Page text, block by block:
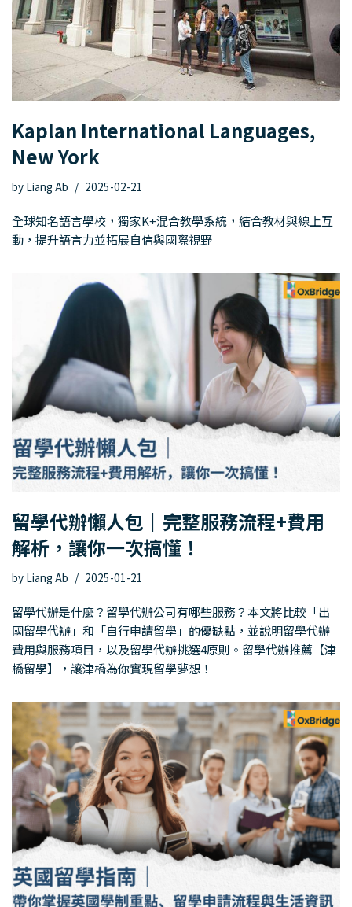
Kaplan International Languages,
New York
by Liang Ab 2025-02-21
全球知名語言學校，獨家K+混合教學系統，結合教材與線上互
動，提升語言力並拓展自信與國際視野
留學代辦懶人包｜完整服務流程+費用
解析，讓你一次搞懂！
by Liang Ab 2025-01-21
留學代辦是什麼？留學代辦公司有哪些服務？本文將比較「出
國留學代辦」和「自行申請留學」的優缺點，並說明留學代辦
費用與服務項目，以及留學代辦挑選4原則。留學代辦推薦【津
橋留學】，讓津橋為你實現留學夢想！